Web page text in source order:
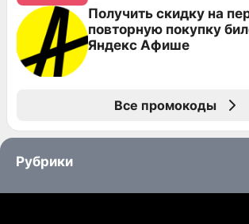
Получить скидку на
повторную покупку
Яндекс Афише
Все промокоды
Рубрики